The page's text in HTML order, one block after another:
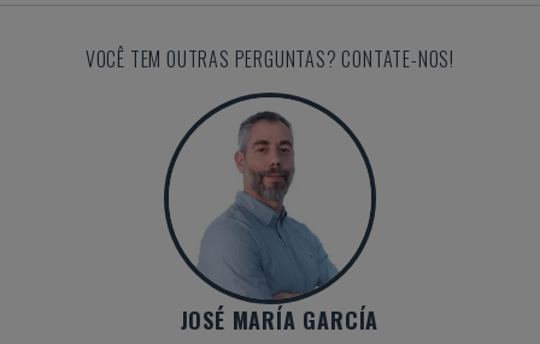
VOCÊ TEM OUTRAS PERGUNTAS? CONTATE-NOS!
JOSÉ MARÍA GARCÍA